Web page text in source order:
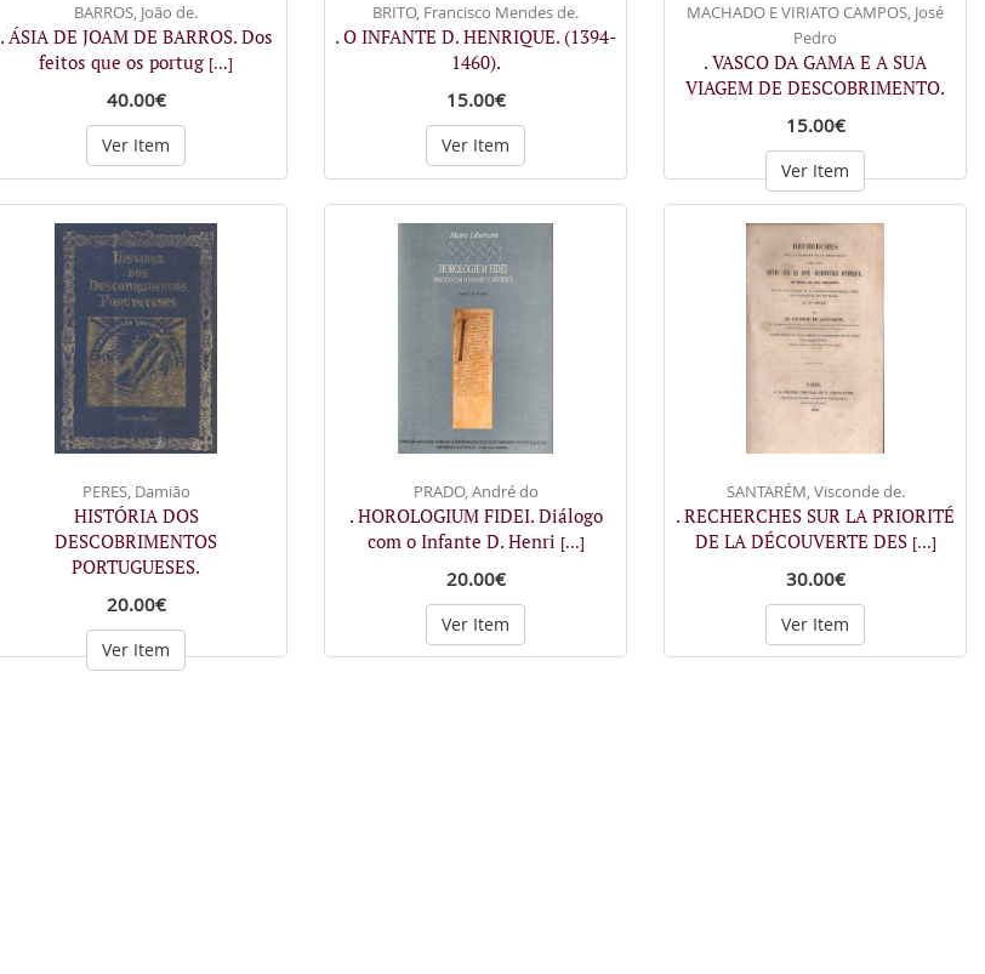
BARROS, João de.
. ÁSIA DE JOAM DE BARROS. Dos
feitos que os portug [...]
40.00€
Ver Item
BRITO, Francisco Mendes de.
. O INFANTE D. HENRIQUE. (1394-
1460).
15.00€
Ver Item
MACHADO E VIRIATO CAMPOS, José
Pedro
. VASCO DA GAMA E A SUA
VIAGEM DE DESCOBRIMENTO.
15.00€
Ver Item
PERES, Damião
HISTÓRIA DOS
DESCOBRIMENTOS
PORTUGUESES.
20.00€
Ver Item
PRADO, André do
. HOROLOGIUM FIDEI. Diálogo
com o Infante D. Henri [...]
20.00€
Ver Item
SANTARÉM, Visconde de.
. RECHERCHES SUR LA PRIORITÉ
DE LA DÉCOUVERTE DES [...]
30.00€
Ver Item